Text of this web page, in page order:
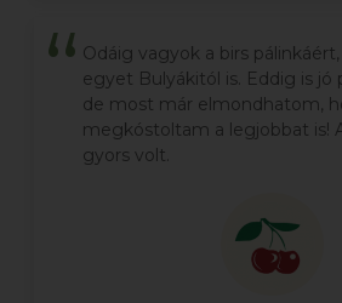
Odáig vagyok a birs
egyet Bulyákitól is. Eddig is jó
de most már elmondhatom,
megkóstoltam a legjobbat is!
gyors volt.